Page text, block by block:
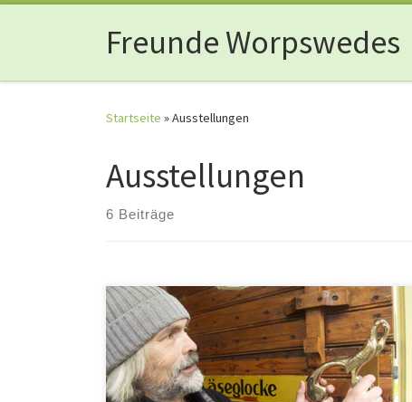
Freunde Worpswedes
Startseite »Ausstellungen
Ausstellungen
6 Beiträge
Ein repräsentatives Stück der goldenen Ledertapete
aus der Güldenkammer des Bremer Rathauses hatte
die Käseglocke schon. Und nun erhielt das Museum für
Kunsthandwerk der Freunde Worpswedes ein
weiteres Glanzstück aus dem von Heinrich Vogeler